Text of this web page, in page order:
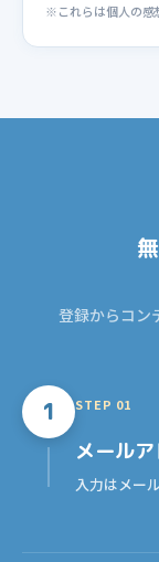
※これらは個人の感
登録からコン
1 STEP 01
メール
入力はメー